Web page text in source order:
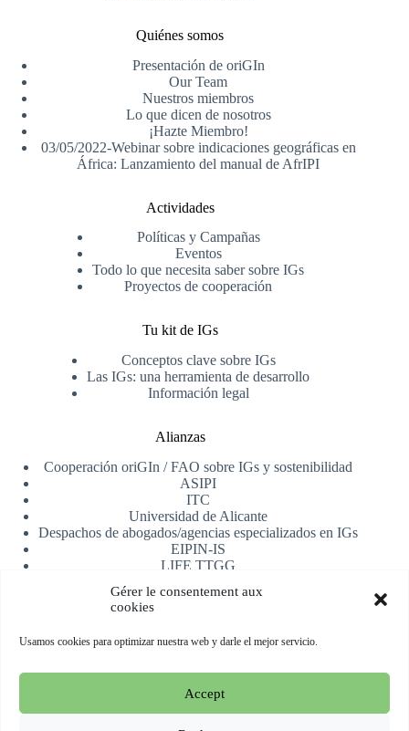
Gérer le consentement aux
cookies
Usamos cookies para optimizar nuestra web y darle el mejor servicio.
Accept
Quiénes somos
Presentación de oriGIn
Our Team
Nuestros miembros
Lo que dicen de nosotros
¡Hazte Miembro!
03/05/2022-Webinar sobre indicaciones geográficas en
África: Lanzamiento del manual de AfrIPI
Actividades
Políticas y Campañas
Eventos
Todo lo que necesita saber sobre IGs
Proyectos de cooperación
Tu kit de IGs
Conceptos clave sobre IGs
Las IGs: una herramienta de desarrollo
Información legal
Alianzas
Cooperación oriGIn / FAO sobre IGs y sostenibilidad
ASIPI
ITC
Universidad de Alicante
Despachos de abogados/agencias especializados en IGs
EIPIN-IS
LIFE TTGG
Registrarse
Copyright © 2026 oriGIn | Organization for an International